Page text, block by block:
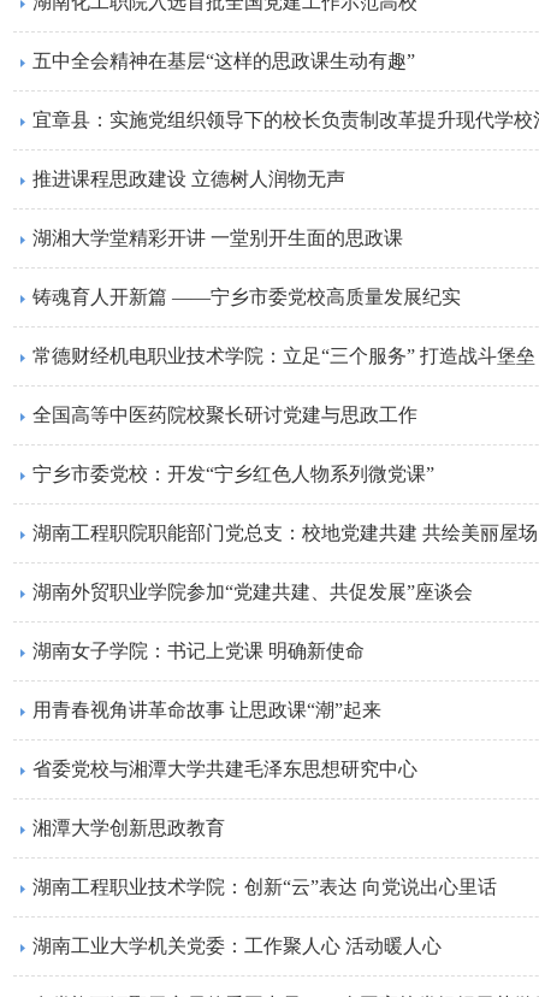
五中全会精神在基层“这样的思政课生动有趣”
宜章县：实施党组织领导下的校长负责制改革提升现代学校
推进课程思政建设 立德树人润物无声
湖湘大学堂精彩开讲 一堂别开生面的思政课
铸魂育人开新篇 ——宁乡市委党校高质量发展纪实
常德财经机电职业技术学院：立足“三个服务” 打造战斗堡垒
全国高等中医药院校聚长研讨党建与思政工作
宁乡市委党校：开发“宁乡红色人物系列微党课”
湖南工程职院职能部门党总支：校地党建共建 共绘美丽屋场
湖南外贸职业学院参加“党建共建、共促发展”座谈会
湖南女子学院：书记上党课 明确新使命
用青春视角讲革命故事 让思政课“潮”起来
省委党校与湘潭大学共建毛泽东思想研究中心
湘潭大学创新思政教育
湖南工程职业技术学院：创新“云”表达 向党说出心里话
湖南工业大学机关党委：工作聚人心 活动暖人心